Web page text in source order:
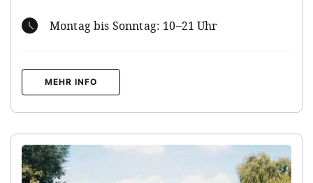
Montag bis Sonntag: 10–21 Uhr
MEHR INFO